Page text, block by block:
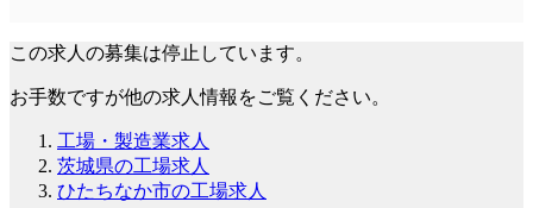
この求人の募集は停止しています。
お手数ですが他の求人情報をご覧ください。
工場・製造業求人
茨城県の工場求人
ひたちなか市の工場求人